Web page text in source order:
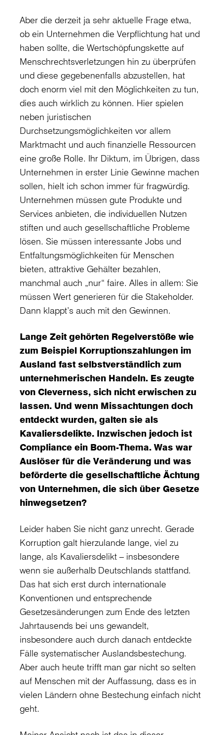
Aber die derzeit ja sehr aktuelle Frage etwa,
ob ein Unternehmen die Verpflichtung hat und
haben sollte, die Wertschöpfungskette auf
Menschrechtsverletzungen hin zu überprüfen
und diese gegebenenfalls abzustellen, hat
doch enorm viel mit den Möglichkeiten zu tun,
dies auch wirklich zu können. Hier spielen
neben juristischen
Durchsetzungsmöglichkeiten vor allem
Marktmacht und auch finanzielle Ressourcen
eine große Rolle. Ihr Diktum, im Übrigen, dass
Unternehmen in erster Linie Gewinne machen
sollen, hielt ich schon immer für fragwürdig.
Unternehmen müssen gute Produkte und
Services anbieten, die individuellen Nutzen
stiften und auch gesellschaftliche Probleme
lösen. Sie müssen interessante Jobs und
Entfaltungsmöglichkeiten für Menschen
bieten, attraktive Gehälter bezahlen,
manchmal auch „nur“ faire. Alles in allem: Sie
müssen Wert generieren für die Stakeholder.
Dann klappt’s auch mit den Gewinnen.
Lange Zeit gehörten Regelverstöße wie
zum Beispiel Korruptionszahlungen im
Ausland fast selbstverständlich zum
unternehmerischen Handeln. Es zeugte
von Cleverness, sich nicht erwischen zu
lassen. Und wenn Missachtungen doch
entdeckt wurden, galten sie als
Kavaliersdelikte. Inzwischen jedoch ist
Compliance ein Boom-Thema. Was war
Auslöser für die Veränderung und was
beförderte die gesellschaftliche Ächtung
von Unternehmen, die sich über Gesetze
hinwegsetzen?
Leider haben Sie nicht ganz unrecht. Gerade
Korruption galt hierzulande lange, viel zu
lange, als Kavaliersdelikt – insbesondere
wenn sie außerhalb Deutschlands stattfand.
Das hat sich erst durch internationale
Konventionen und entsprechende
Gesetzesänderungen zum Ende des letzten
Jahrtausends bei uns gewandelt,
insbesondere auch durch danach entdeckte
Fälle systematischer Auslandsbestechung.
Aber auch heute trifft man gar nicht so selten
auf Menschen mit der Auffassung, dass es in
vielen Ländern ohne Bestechung einfach nicht
geht.